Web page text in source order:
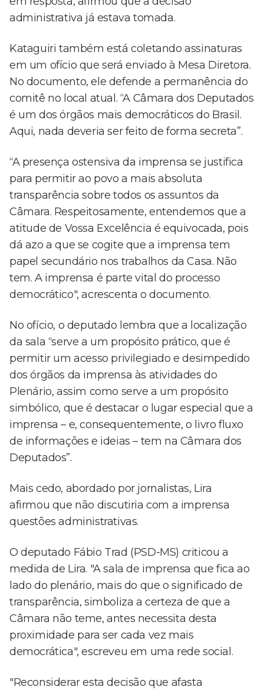
administrativa já estava tomada.
Kataguiri também está coletando assinaturas
em um ofício que será enviado à Mesa Diretora.
No documento, ele defende a permanência do
comitê no local atual. “A Câmara dos Deputados
é um dos órgãos mais democráticos do Brasil.
Aqui, nada deveria ser feito de forma secreta”.
“A presença ostensiva da imprensa se justifica
para permitir ao povo a mais absoluta
transparência sobre todos os assuntos da
Câmara. Respeitosamente, entendemos que a
atitude de Vossa Excelência é equivocada, pois
dá azo a que se cogite que a imprensa tem
papel secundário nos trabalhos da Casa. Não
tem. A imprensa é parte vital do processo
democrático", acrescenta o documento.
No ofício, o deputado lembra que a localização
da sala “serve a um propósito prático, que é
permitir um acesso privilegiado e desimpedido
dos órgãos da imprensa às atividades do
Plenário, assim como serve a um propósito
simbólico, que é destacar o lugar especial que a
imprensa – e, consequentemente, o livro fluxo
de informações e ideias – tem na Câmara dos
Deputados”.
Mais cedo, abordado por jornalistas, Lira
afirmou que não discutiria com a imprensa
questões administrativas.
O deputado Fábio Trad (PSD-MS) criticou a
medida de Lira. "A sala de imprensa que fica ao
lado do plenário, mais do que o significado de
transparência, simboliza a certeza de que a
Câmara não teme, antes necessita desta
proximidade para ser cada vez mais
democrática", escreveu em uma rede social.
"Reconsiderar esta decisão que afasta